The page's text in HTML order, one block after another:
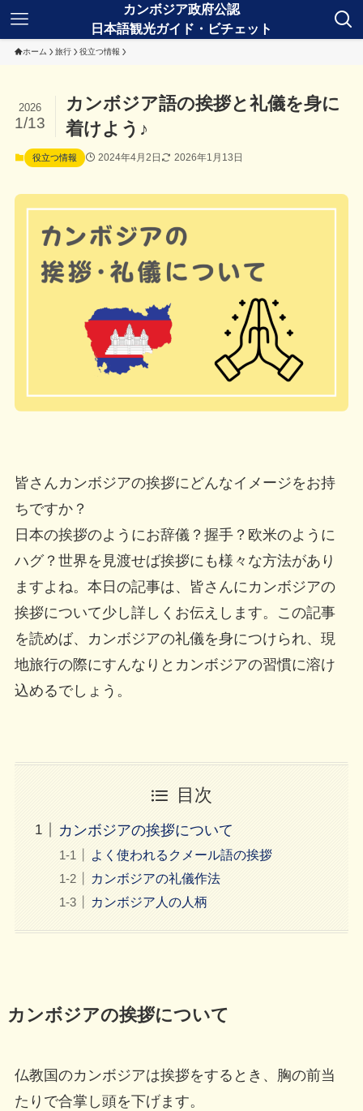
ホーム 旅行 役立つ情報
カンボジア語の挨拶と礼儀を身に
着けよう♪
2026
1/13
役立つ情報 2024年4月2日 2026年1月13日
皆さんカンボジアの挨拶にどんなイメージをお持
ちですか？
日本の挨拶のようにお辞儀？握手？欧米のように
ハグ？世界を見渡せば挨拶にも様々な方法があり
ますよね。本日の記事は、皆さんにカンボジアの
挨拶について少し詳しくお伝えします。この記事
を読めば、カンボジアの礼儀を身につけられ、現
地旅行の際にすんなりとカンボジアの習慣に溶け
込めるでしょう。
目次
カンボジアの挨拶について
よく使われるクメール語の挨拶
カンボジアの礼儀作法
カンボジア人の人柄
カンボジアの挨拶について
仏教国のカンボジアは挨拶をするとき、胸の前当
たりで合掌し頭を下げます。